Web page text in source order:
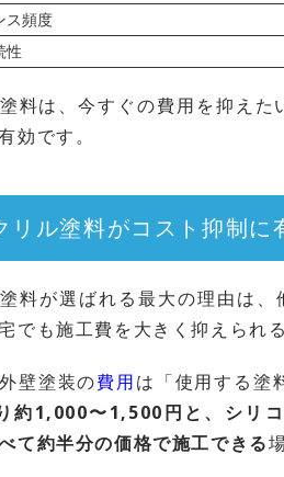
ス頻度
性
料は、今すぐの費用を抑え
効です。
リル塗料がコスト抑制に
料が選ばれる最大の理由は
でも施工費を大きく抑えられ
壁塗装の費用は「使用する塗
約1,000〜1,500円と、シリ
て約半分の価格で施工できる